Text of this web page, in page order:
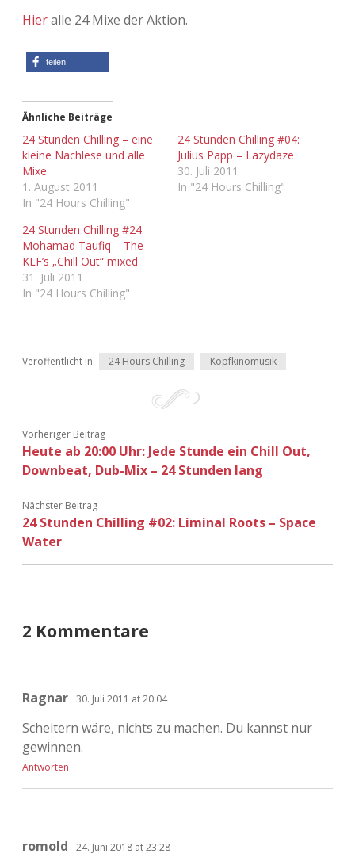
Hieralle 24 Mixe der Aktion.
teilen
Ähnliche Beiträge
24 Stunden Chilling – eine
kleine Nachlese und alle
Mixe
1. August 2011
In "24 Hours Chilling"
24 Stunden Chilling #04:
Julius Papp – Lazydaze
30. Juli 2011
In "24 Hours Chilling"
24 Stunden Chilling #24:
Mohamad Taufiq – The
KLF’s „Chill Out“ mixed
31. Juli 2011
In "24 Hours Chilling"
Veröffentlicht in 24 Hours Chilling Kopfkinomusik
Vorheriger Beitrag
Heute ab 20:00 Uhr: Jede Stunde ein Chill Out,
Downbeat, Dub-Mix – 24 Stunden lang
Nächster Beitrag
24 Stunden Chilling #02: Liminal Roots – Space
Water
2 Kommentare
Ragnar 30. Juli 2011 at 20:04
Scheitern wäre, nichts zu machen. Du kannst nur
gewinnen.
Antworten
romold 24. Juni 2018 at 23:28